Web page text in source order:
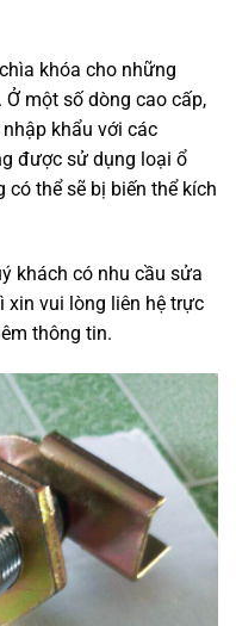
khóa cho những
một số dòng cao cấp,
khẩu với các
được sử dụng loại ổ
thể sẽ bị biến thể kích
khách có nhu cầu sửa
xin vui lòng liên hệ trực
thông tin.